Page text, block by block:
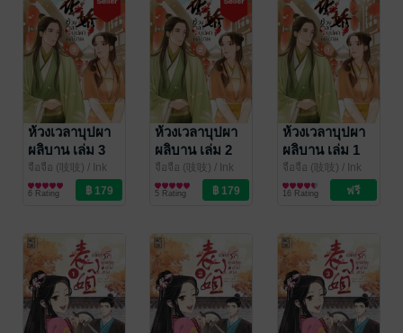
ห้วงเวลาบุปผา
ผลิบาน เล่ม 3
จือจือ (吱吱) / Ink
Stone
นิยายรักจีนโบราณ
6 Rating
ห้วงเวลาบุปผา
ผลิบาน เล่ม 2
จือจือ (吱吱) / Ink
Stone
นิยายรักจีนโบราณ
5 Rating
ห้วงเวลาบุปผา
ผลิบาน เล่ม 1
จือจือ (吱吱) / Ink
Stone
นิยายรักจีนโบราณ
16 Rating